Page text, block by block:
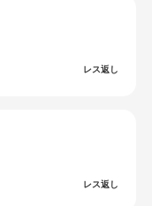
レス返し
レス返し